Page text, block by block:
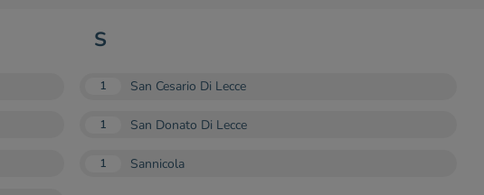
S
1 San Cesario Di Lecce
1 San Donato Di Lecce
1 Sannicola